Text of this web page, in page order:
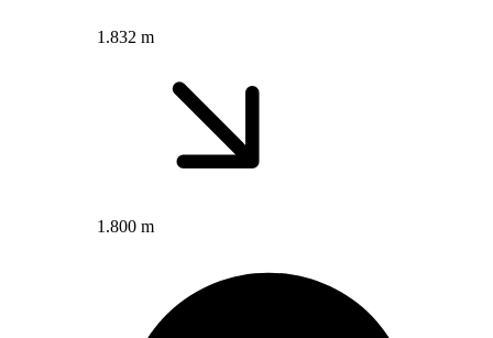
1.832 m
1.800 m